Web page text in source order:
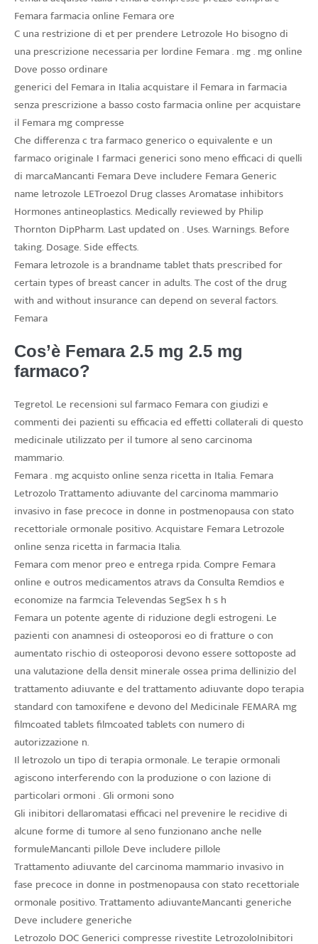
Femara farmacia online Femara ore
C una restrizione di et per prendere Letrozole Ho bisogno di
una prescrizione necessaria per lordine Femara . mg . mg online
Dove posso ordinare
generici del Femara in Italia acquistare il Femara in farmacia
senza prescrizione a basso costo farmacia online per acquistare
il Femara mg compresse
Che differenza c tra farmaco generico o equivalente e un
farmaco originale I farmaci generici sono meno efficaci di quelli
di marcaMancanti Femara Deve includere Femara Generic
name letrozole LETroezol Drug classes Aromatase inhibitors
Hormones antineoplastics. Medically reviewed by Philip
Thornton DipPharm. Last updated on . Uses. Warnings. Before
taking. Dosage. Side effects.
Femara letrozole is a brandname tablet thats prescribed for
certain types of breast cancer in adults. The cost of the drug
with and without insurance can depend on several factors.
Femara
Cos’è Femara 2.5 mg 2.5 mg
farmaco?
Tegretol. Le recensioni sul farmaco Femara con giudizi e
commenti dei pazienti su efficacia ed effetti collaterali di questo
medicinale utilizzato per il tumore al seno carcinoma
mammario.
Femara . mg acquisto online senza ricetta in Italia. Femara
Letrozolo Trattamento adiuvante del carcinoma mammario
invasivo in fase precoce in donne in postmenopausa con stato
recettoriale ormonale positivo. Acquistare Femara Letrozole
online senza ricetta in farmacia Italia.
Femara com menor preo e entrega rpida. Compre Femara
online e outros medicamentos atravs da Consulta Remdios e
economize na farmcia Televendas SegSex h s h
Femara un potente agente di riduzione degli estrogeni. Le
pazienti con anamnesi di osteoporosi eo di fratture o con
aumentato rischio di osteoporosi devono essere sottoposte ad
una valutazione della densit minerale ossea prima dellinizio del
trattamento adiuvante e del trattamento adiuvante dopo terapia
standard con tamoxifene e devono del Medicinale FEMARA mg
filmcoated tablets filmcoated tablets con numero di
autorizzazione n.
Il letrozolo un tipo di terapia ormonale. Le terapie ormonali
agiscono interferendo con la produzione o con lazione di
particolari ormoni . Gli ormoni sono
Gli inibitori dellaromatasi efficaci nel prevenire le recidive di
alcune forme di tumore al seno funzionano anche nelle
formuleMancanti pillole Deve includere pillole
Trattamento adiuvante del carcinoma mammario invasivo in
fase precoce in donne in postmenopausa con stato recettoriale
ormonale positivo. Trattamento adiuvanteMancanti generiche
Deve includere generiche
Letrozolo DOC Generici compresse rivestite LetrozoloInibitori